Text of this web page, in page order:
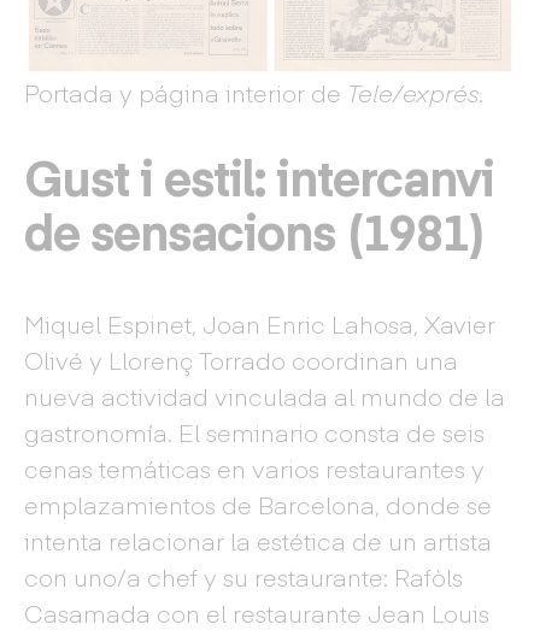
Portada y página interior de Tele/exprés.
Gust i estil: intercanvi
de sensacions (1981)
Miquel Espinet, Joan Enric Lahosa, Xavier
Olivé y Llorenç Torrado coordinan una
nueva actividad vinculada al mundo de la
gastronomía. El seminario consta de seis
cenas temáticas en varios restaurantes y
emplazamientos de Barcelona, donde se
intenta relacionar la estética de un artista
con uno/a chef y su restaurante: Rafòls
Casamada con el restaurante Jean Louis